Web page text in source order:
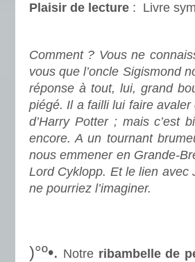
Plaisir de lecture : Livre
Comment ? Vous ne
vous que l’oncle Sigismond
réponse à tout, lui, grand
piégé. Il a failli lui faire avaler
d’Harry Potter ; mais c’est
encore. A un tournant
nous emmener en Grande-
Lord Cyklopp. Et le lien avec
ne pourriez l’imaginer.
)°º•. Notre ribambelle de